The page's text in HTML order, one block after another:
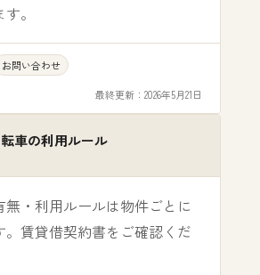
。
お問い合わせ
最終更新： 2026年5月21日
車の利用ルール
無・利用ルールは物件ごとに
。賃貸借契約書をご確認くだ